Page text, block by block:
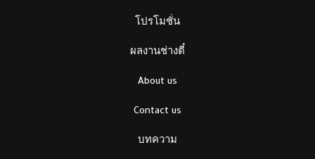
โปรโมชั่น
ผลงานช่างตี๋
About us
Contact us
บทความ